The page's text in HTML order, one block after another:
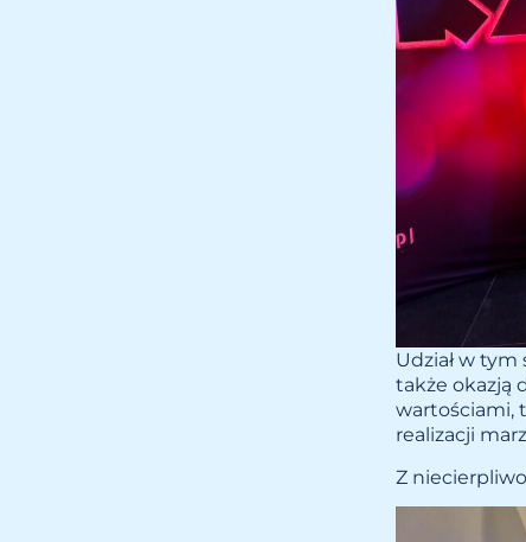
Udział w tym
także okazją
wartościami,
realizacji
Z